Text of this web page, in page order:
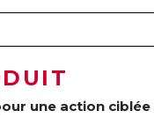
une action ciblée